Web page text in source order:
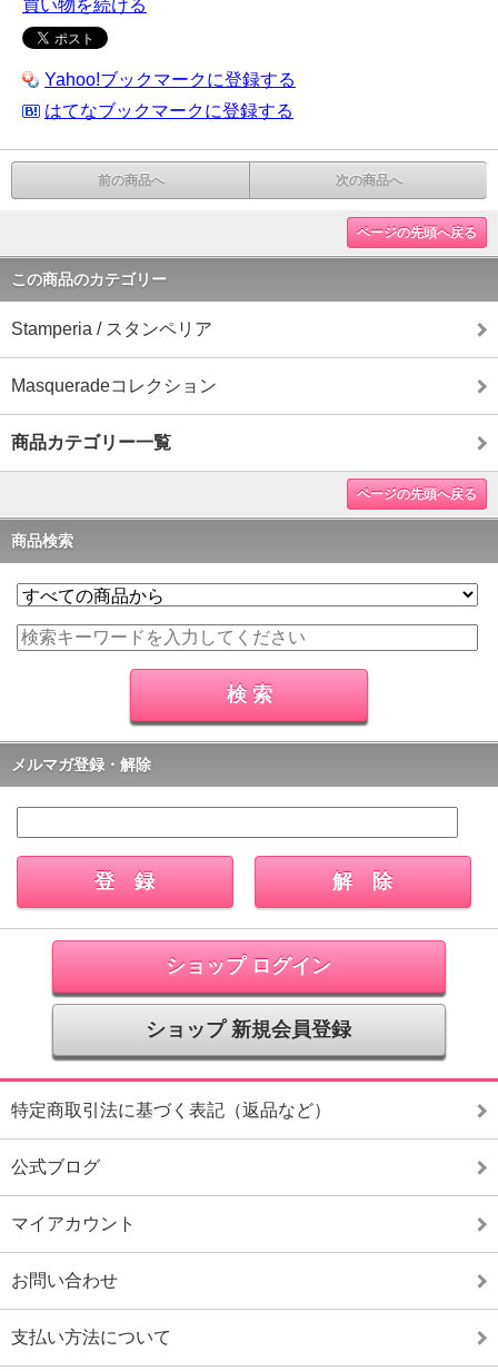
買い物を続ける
Yahoo!ブックマークに登録する
はてなブックマークに登録する
前の商品へ 次の商品へ
ページの先頭へ戻る
この商品のカテゴリー
Stamperia / スタンペリア
Masqueradeコレクション
商品カテゴリー一覧
ページの先頭へ戻る
商品検索
メルマガ登録・解除
ショップ ログイン
ショップ 新規会員登録
特定商取引法に基づく表記（返品など）
公式ブログ
マイアカウント
お問い合わせ
支払い方法について